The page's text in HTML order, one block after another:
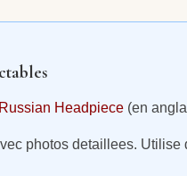
Headpiece (en
photos detaillees. Utilise